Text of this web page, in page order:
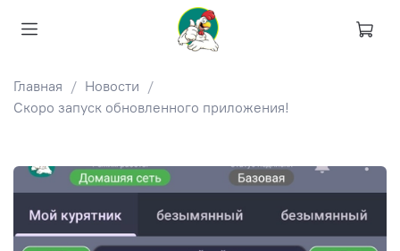
Главная
Новости
Скоро запуск обновленного приложения!